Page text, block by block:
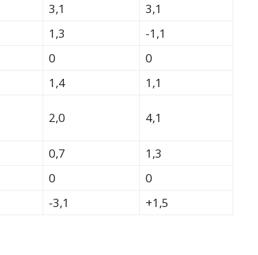
3,1
3,1
1,3
-1,1
0
0
1,4
1,1
2,0 4,1
0,7
1,3
0
0
-3,1 +1,5